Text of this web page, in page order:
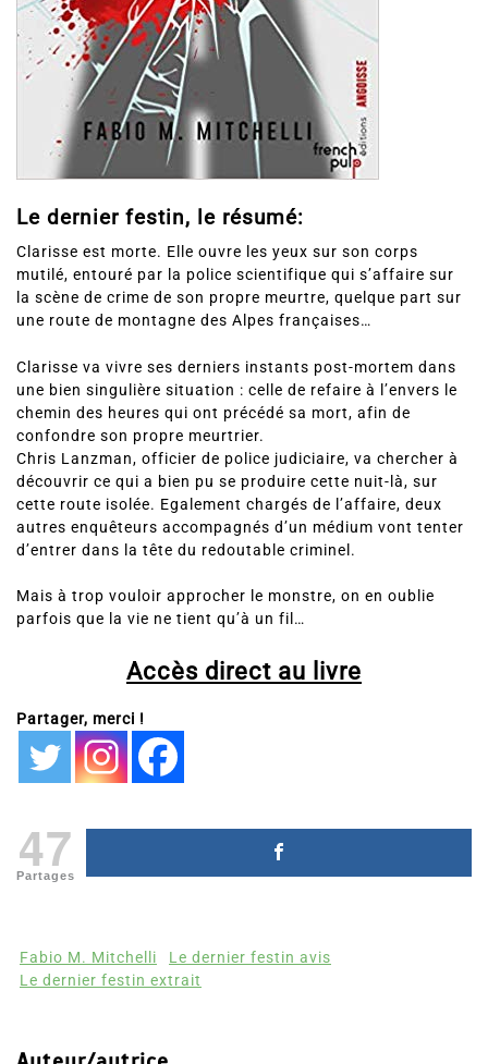
Le dernier festin, le résumé:
Clarisse est morte. Elle ouvre les yeux sur son corps
mutilé, entouré par la police scientifique qui s’affaire sur
la scène de crime de son propre meurtre, quelque part sur
une route de montagne des Alpes françaises…
Clarisse va vivre ses derniers instants post-mortem dans
une bien singulière situation : celle de refaire à l’envers le
chemin des heures qui ont précédé sa mort, afin de
confondre son propre meurtrier.
Chris Lanzman, officier de police judiciaire, va chercher à
découvrir ce qui a bien pu se produire cette nuit-là, sur
cette route isolée. Egalement chargés de l’affaire, deux
autres enquêteurs accompagnés d’un médium vont tenter
d’entrer dans la tête du redoutable criminel.
Mais à trop vouloir approcher le monstre, on en oublie
parfois que la vie ne tient qu’à un fil…
Accès direct au livre
Partager, merci !
47
Partages
Fabio M. Mitchelli
Le dernier festin avis
Le dernier festin extrait